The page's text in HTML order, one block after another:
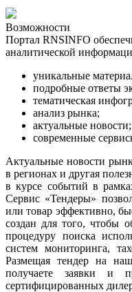
Возможности
Портал RNSINFO
аналитической
уникальные
подробные ответы
тематическая
анализ рынка;
актуальные новости;
современные
Актуальные новости
в регионах и другая
в курсе событий в
Сервис «Тендеры»
или товар эффективно,
создан для того, чтобы
процедуру поиска
систем мониторинга,
Размещая тендер на
получаете заявки и
сертифицированных